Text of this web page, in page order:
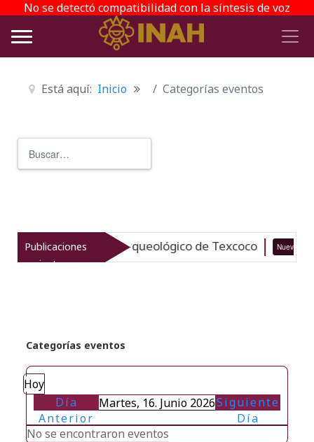
No se detectó compatibilidad con la síntesis de voz
Está aquí: Inicio Categorías eventos
Publicaciones
recientes
el patrimonio arqueológico de Texcoco Nuevo
Categorías eventos
Hoy
Día
Anterior
Martes, 16. Junio 2026Siguiente
Día
No se encontraron eventos